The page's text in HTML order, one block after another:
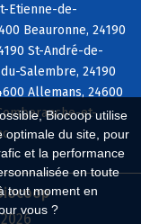
Biocoop utilise
optimale du site, pour
et la performance
en toute
tout moment en
vous ?
Etienne-de-
Beauronne, 24190
St-André-de-
Salembre, 24190
Allemans, 24600
et-